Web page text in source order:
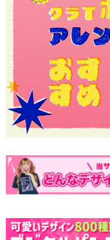
キャンセル・変更について
利用規約
無料でLINE相談する
ゲーム
パロディ
グリッター&ラメ
ポロシャツ
ロンT・長袖
パーカー・スウェット
タイダイ柄
おしゃれデザインクラスTシャツ
かわいいクラスTシャツ
おもしろクラスTシャツ
かっこいいクラスTシャツ
責任をもってお届けします
ニュース
昇華プリントについて
全面プリントクラスTシャツ
DTFプリントについて
SDGsについて
セルフプリント